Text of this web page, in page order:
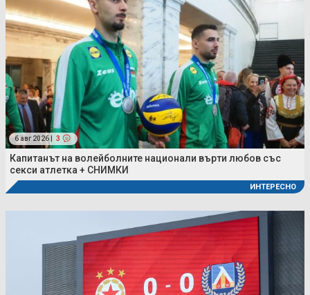
6 авг 2026 | 3
Капитанът на волейболните национали върти любов със
секси атлетка + СНИМКИ
ИНТЕРЕСНО